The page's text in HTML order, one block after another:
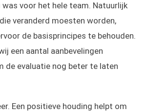
voor het hele team. Natuurlijk
veranderd moesten worden,
de basisprincipes te behouden.
een aantal aanbevelingen
de evaluatie nog beter te laten
Een positieve houding helpt om